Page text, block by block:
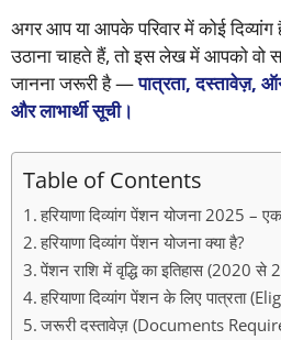
अगर आप या आपके परिवार में कोई
उठाना चाहते हैं, तो इस लेख में आपको वो
जानना जरूरी है —पात्रता, दस्तावेज़,
और लाभार्थी सूची।
Table of Contents
हरियाणा दिव्यांग पेंशन योजना 2025 –
हरियाणा दिव्यांग पेंशन योजना क्या है?
पेंशन राशि में वृद्धि का इतिहास (2020 से
हरियाणा दिव्यांग पेंशन के लिए पात्रता
जरूरी दस्तावेज़ (Documents